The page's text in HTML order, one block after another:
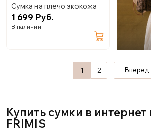
Сумка на плечо экокожа
1 699 Руб.
В наличии
1 2 Вперед
Купить сумки в интернет
FRIMIS